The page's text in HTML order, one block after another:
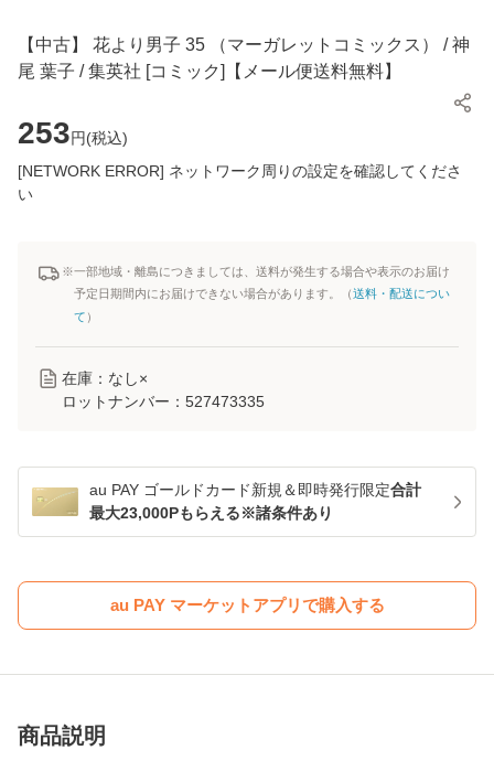
【中古】 花より男子 35 （マーガレットコミックス） / 神
尾 葉子 / 集英社 [コミック]【メール便送料無料】
253円(税込)
[NETWORK ERROR] ネットワーク周りの設定を確認してくださ
い
※一部地域・離島につきましては、送料が発生する場合や表示のお届け
予定日期間内にお届けできない場合があります。（送料・配送につい
て ）
在庫：なし×
ロットナンバー： 527473335
au PAY ゴールドカード新規＆即時発行限定合計
最大23,000Pもらえる※諸条件あり
au PAY マーケットアプリで購入する
商品説明